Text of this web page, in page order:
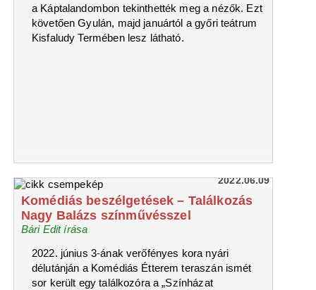
a Káptalandombon tekinthették meg a nézők. Ezt
követően Gyulán, majd januártól a győri teátrum
Kisfaludy Termében lesz látható.
2022.06.09
Komédiás beszélgetések – Találkozás
Nagy Balázs színművésszel
Bári Edit írása
2022. június 3-ának verőfényes kora nyári
délutánján a Komédiás Étterem teraszán ismét
sor került egy találkozóra a „Színházat